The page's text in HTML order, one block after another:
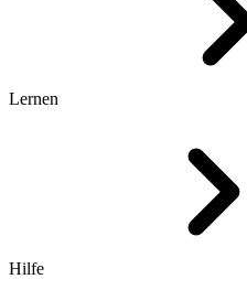
Lernen
Hilfe